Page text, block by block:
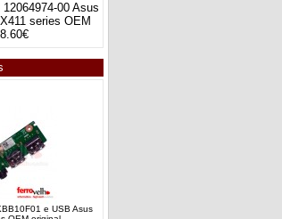
00 Asus
series OEM
OEM original